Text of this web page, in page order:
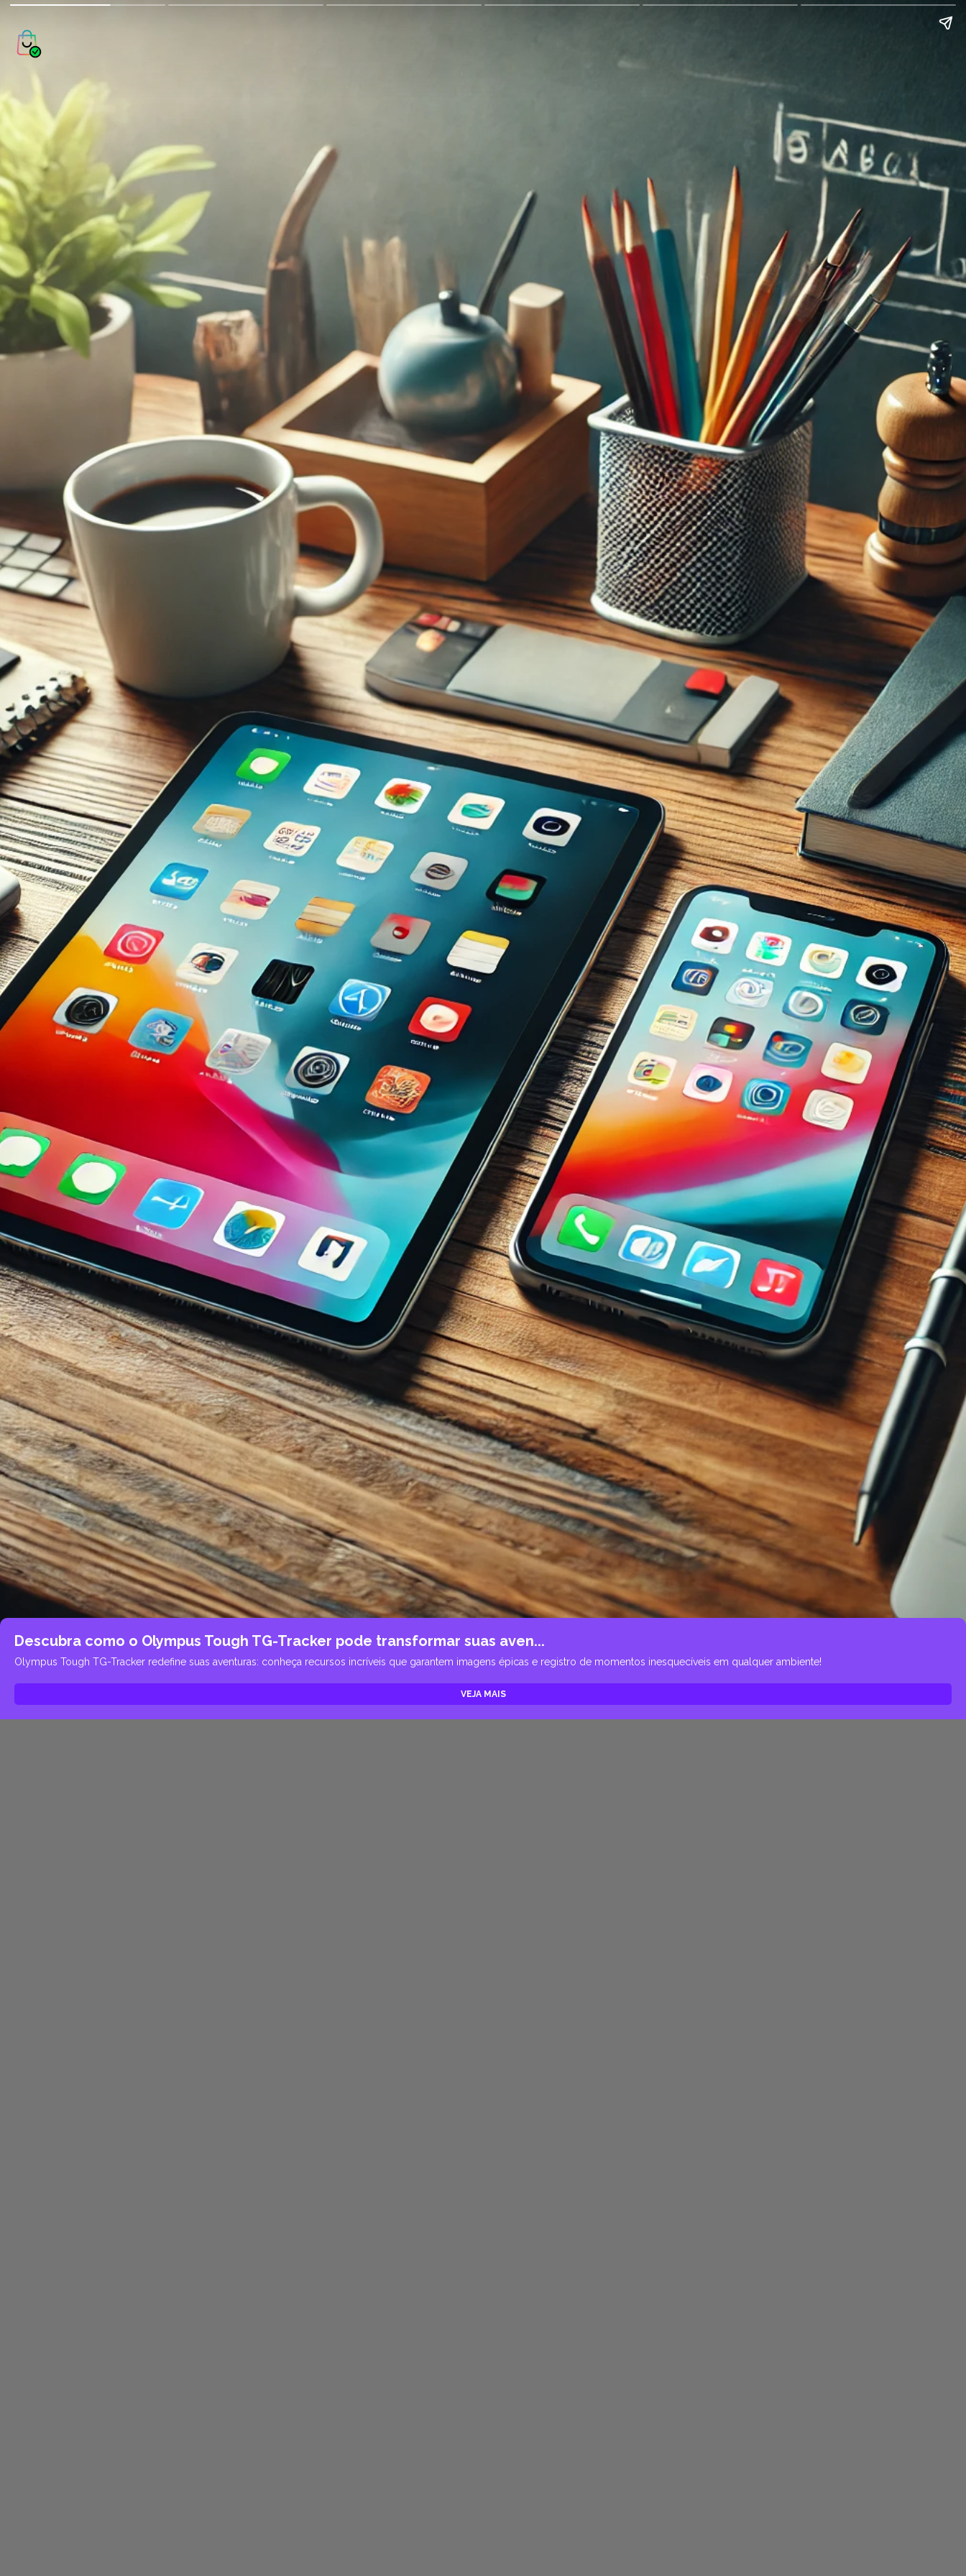
Descubra como o Olympus Tough TG-Tracker pode transformar suas aven...
Olympus Tough TG-Tracker redefine suas aventuras: conheça recursos incríveis que garantem imagens épicas e registro de momentos inesquecíveis em qualquer ambiente!
VEJA MAIS